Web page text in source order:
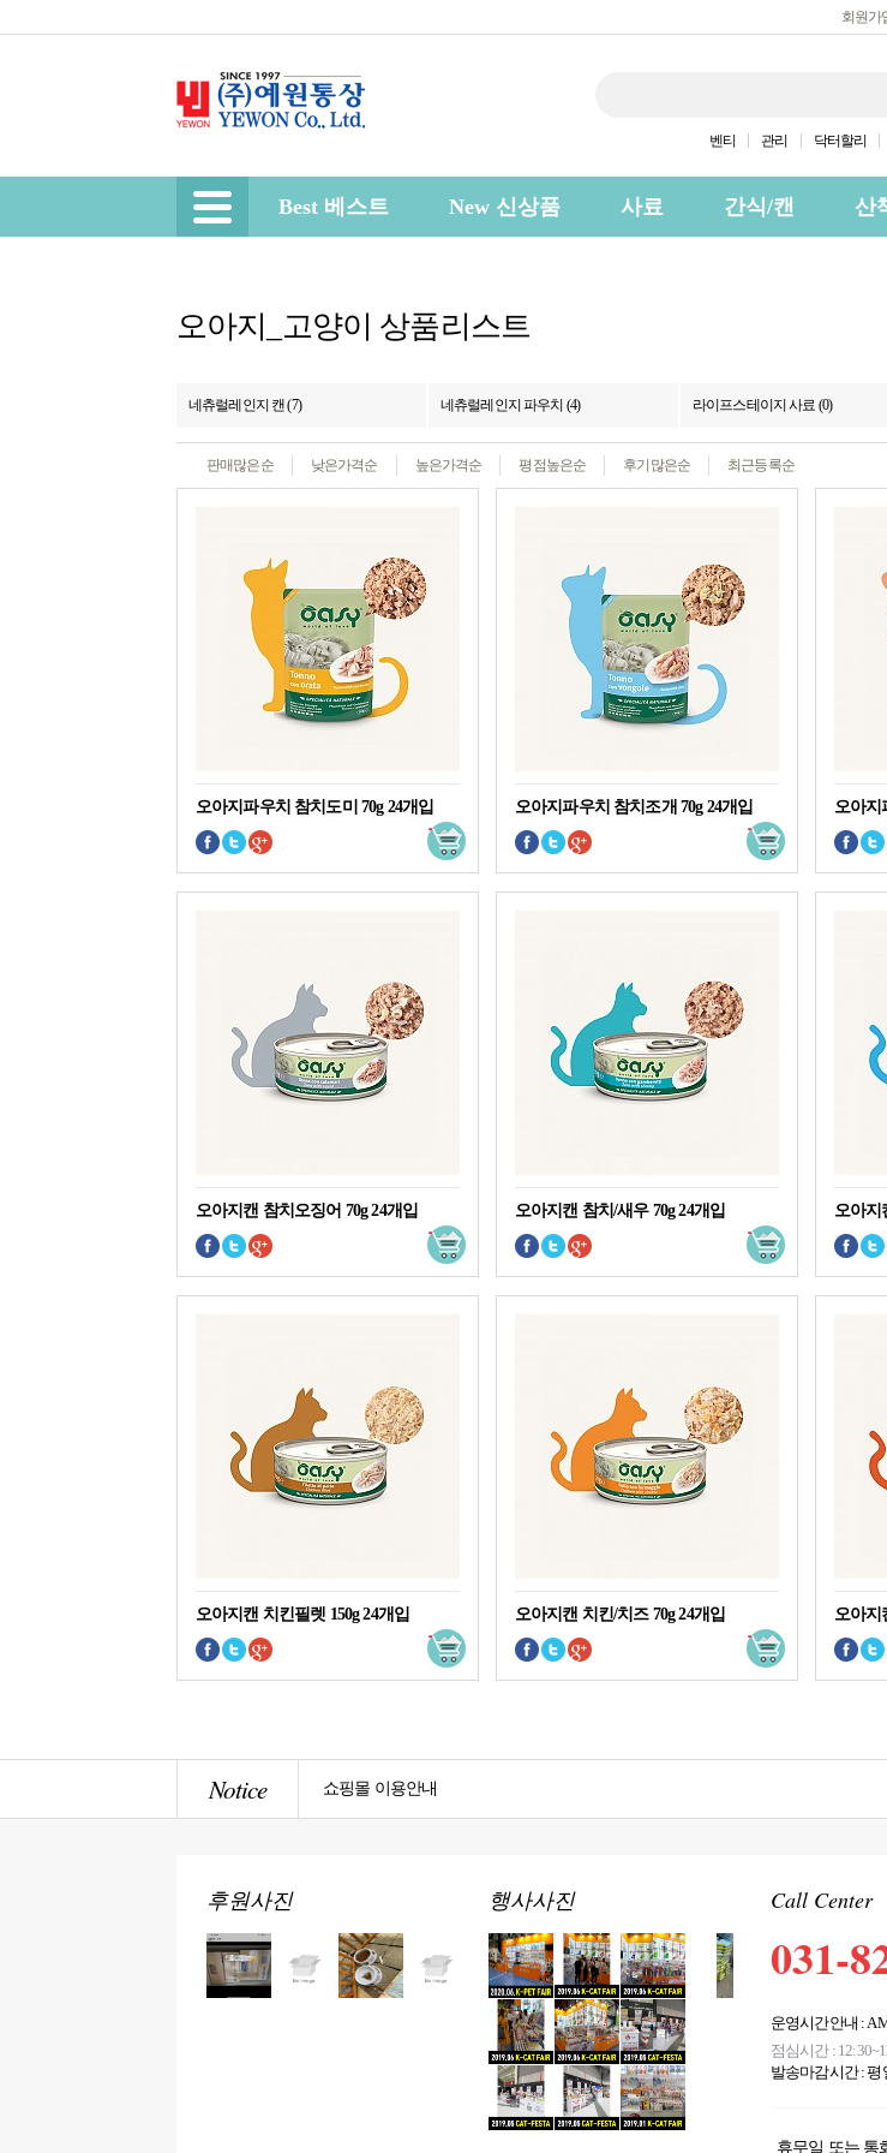
회원가
벤티 관리 닥터할리
Best 베스트 New 신상품 사료 간식/캔 산
오아지_고양이 상품리스트
네츄럴레인지 캔 (7) 네츄럴레인지 파우치 (4) 라이프스테이지 사료 (0)
판매많은순 낮은가격순 높은가격순 평점높은순 후기많은순 최근등록순
오아지파우치 참치도미 70g 24개입 오아지파우치 참치조개 70g 24개입 오아지
오아지캔 참치오징어 70g 24개입 오아지캔 참치/새우 70g 24개입 오아지
오아지캔 치킨필렛 150g 24개입 오아지캔 치킨/치즈 70g 24개입 오아지
Notice 쇼핑몰 이용안내
후원사진 행사사진 Call Center
031-
운영시간안내 :
점심시간 :
발송마감시간 : 평
휴무일 또는 통